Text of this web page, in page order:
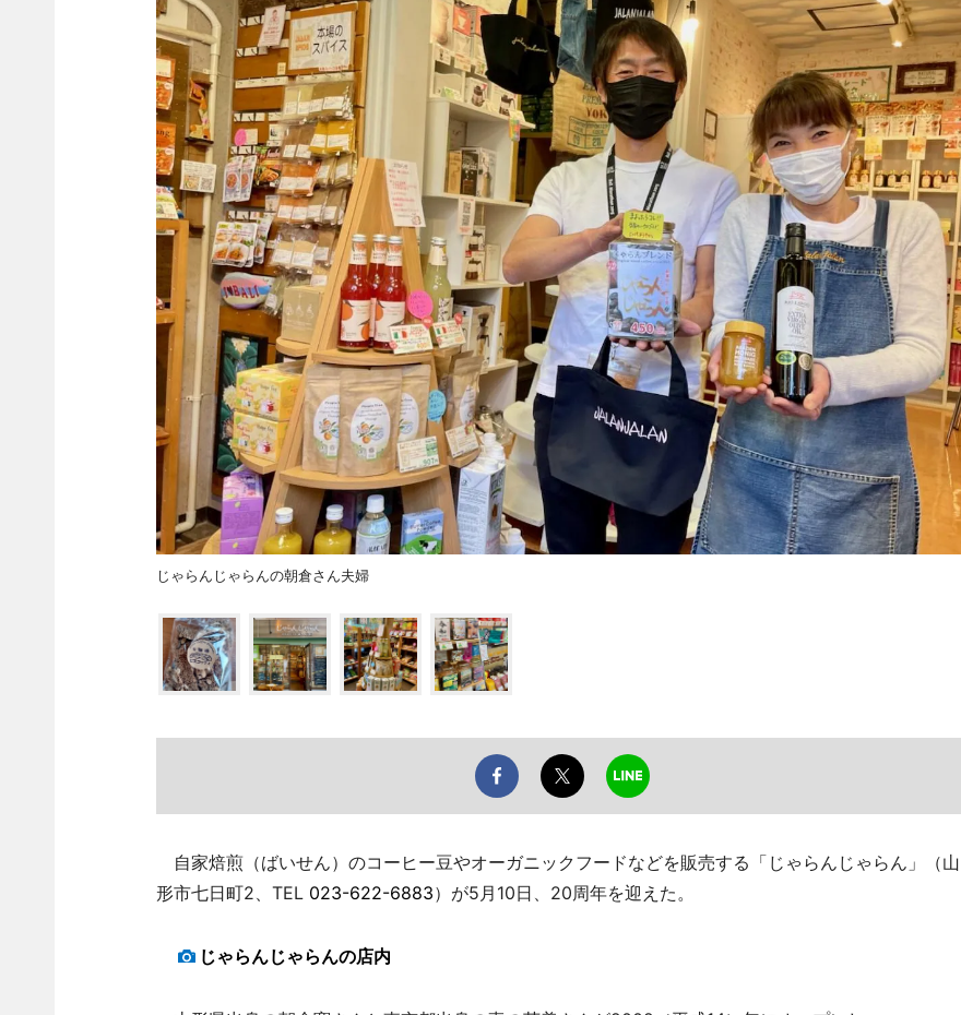
じゃらんじゃらんの朝倉さん夫婦
自家焙煎（ばいせん）のコーヒー豆やオーガニックフードなどを販売する「じゃらんじゃらん」（山
形市七日町2、TEL 023-622-6883）が5月10日、20周年を迎えた。
じゃらんじゃらんの店内